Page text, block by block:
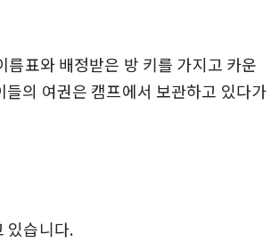
표와 배정받은 방 키를 가지고 카운
의 여권은 캠프에서 보관하고 있다가